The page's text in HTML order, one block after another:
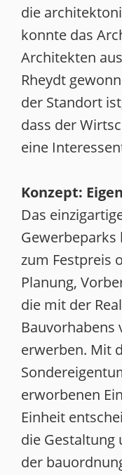
die
konnte das
Architekten
Rheydt
der Standort
dass der
eine
Konzept:
Das
Gewerbeparks
zum Festpreis
Planung,
die mit der
Bauvorhabens
erwerben. Mit
erworbenen
Einheit
die Gestaltung
der